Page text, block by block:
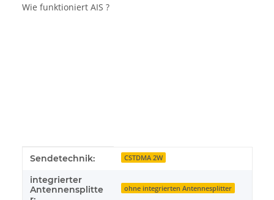
Wie funktioniert AIS ?
Produkteigenschaft
Wert
Sendetechnik: CSTDMA 2W
integrierter
Antennensplitte
ohne integrierten Antennesplitter